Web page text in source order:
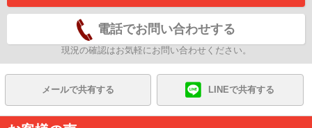
電話でお問い合わせする
現況の確認はお気軽にお問い合わせください。
メールで共有する LINEで共有する